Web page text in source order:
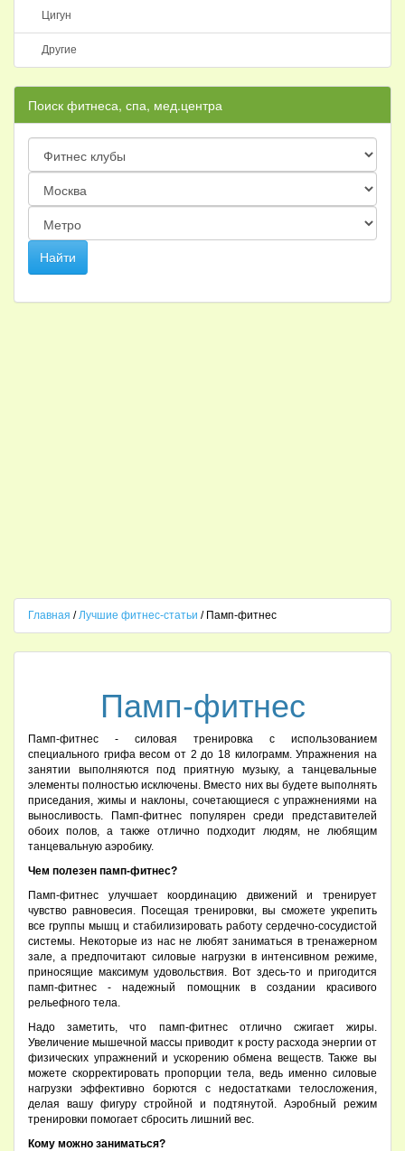
Цигун
Другие
Поиск фитнеса, спа, мед.центра
Главная /Лучшие фитнес-статьи / Памп-фитнес
Памп-фитнес
Памп-фитнес - силовая тренировка с использованием
специального грифа весом от 2 до 18 килограмм. Упражнения на
занятии выполняются под приятную музыку, а танцевальные
элементы полностью исключены. Вместо них вы будете выполнять
приседания, жимы и наклоны, сочетающиеся с упражнениями на
выносливость. Памп-фитнес популярен среди представителей
обоих полов, а также отлично подходит людям, не любящим
танцевальную аэробику.
Чем полезен памп-фитнес?
Памп-фитнес улучшает координацию движений и тренирует
чувство равновесия. Посещая тренировки, вы сможете укрепить
все группы мышц и стабилизировать работу сердечно-сосудистой
системы. Некоторые из нас не любят заниматься в тренажерном
зале, а предпочитают силовые нагрузки в интенсивном режиме,
приносящие максимум удовольствия. Вот здесь-то и пригодится
памп-фитнес - надежный помощник в создании красивого
рельефного тела.
Надо заметить, что памп-фитнес отлично сжигает жиры.
Увеличение мышечной массы приводит к росту расхода энергии от
физических упражнений и ускорению обмена веществ. Также вы
можете скорректировать пропорции тела, ведь именно силовые
нагрузки эффективно борются с недостатками телосложения,
делая вашу фигуру стройной и подтянутой. Аэробный режим
тренировки помогает сбросить лишний вес.
Кому можно заниматься?